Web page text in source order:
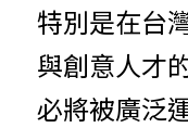
特別是在台
與創意人才
必將被廣泛